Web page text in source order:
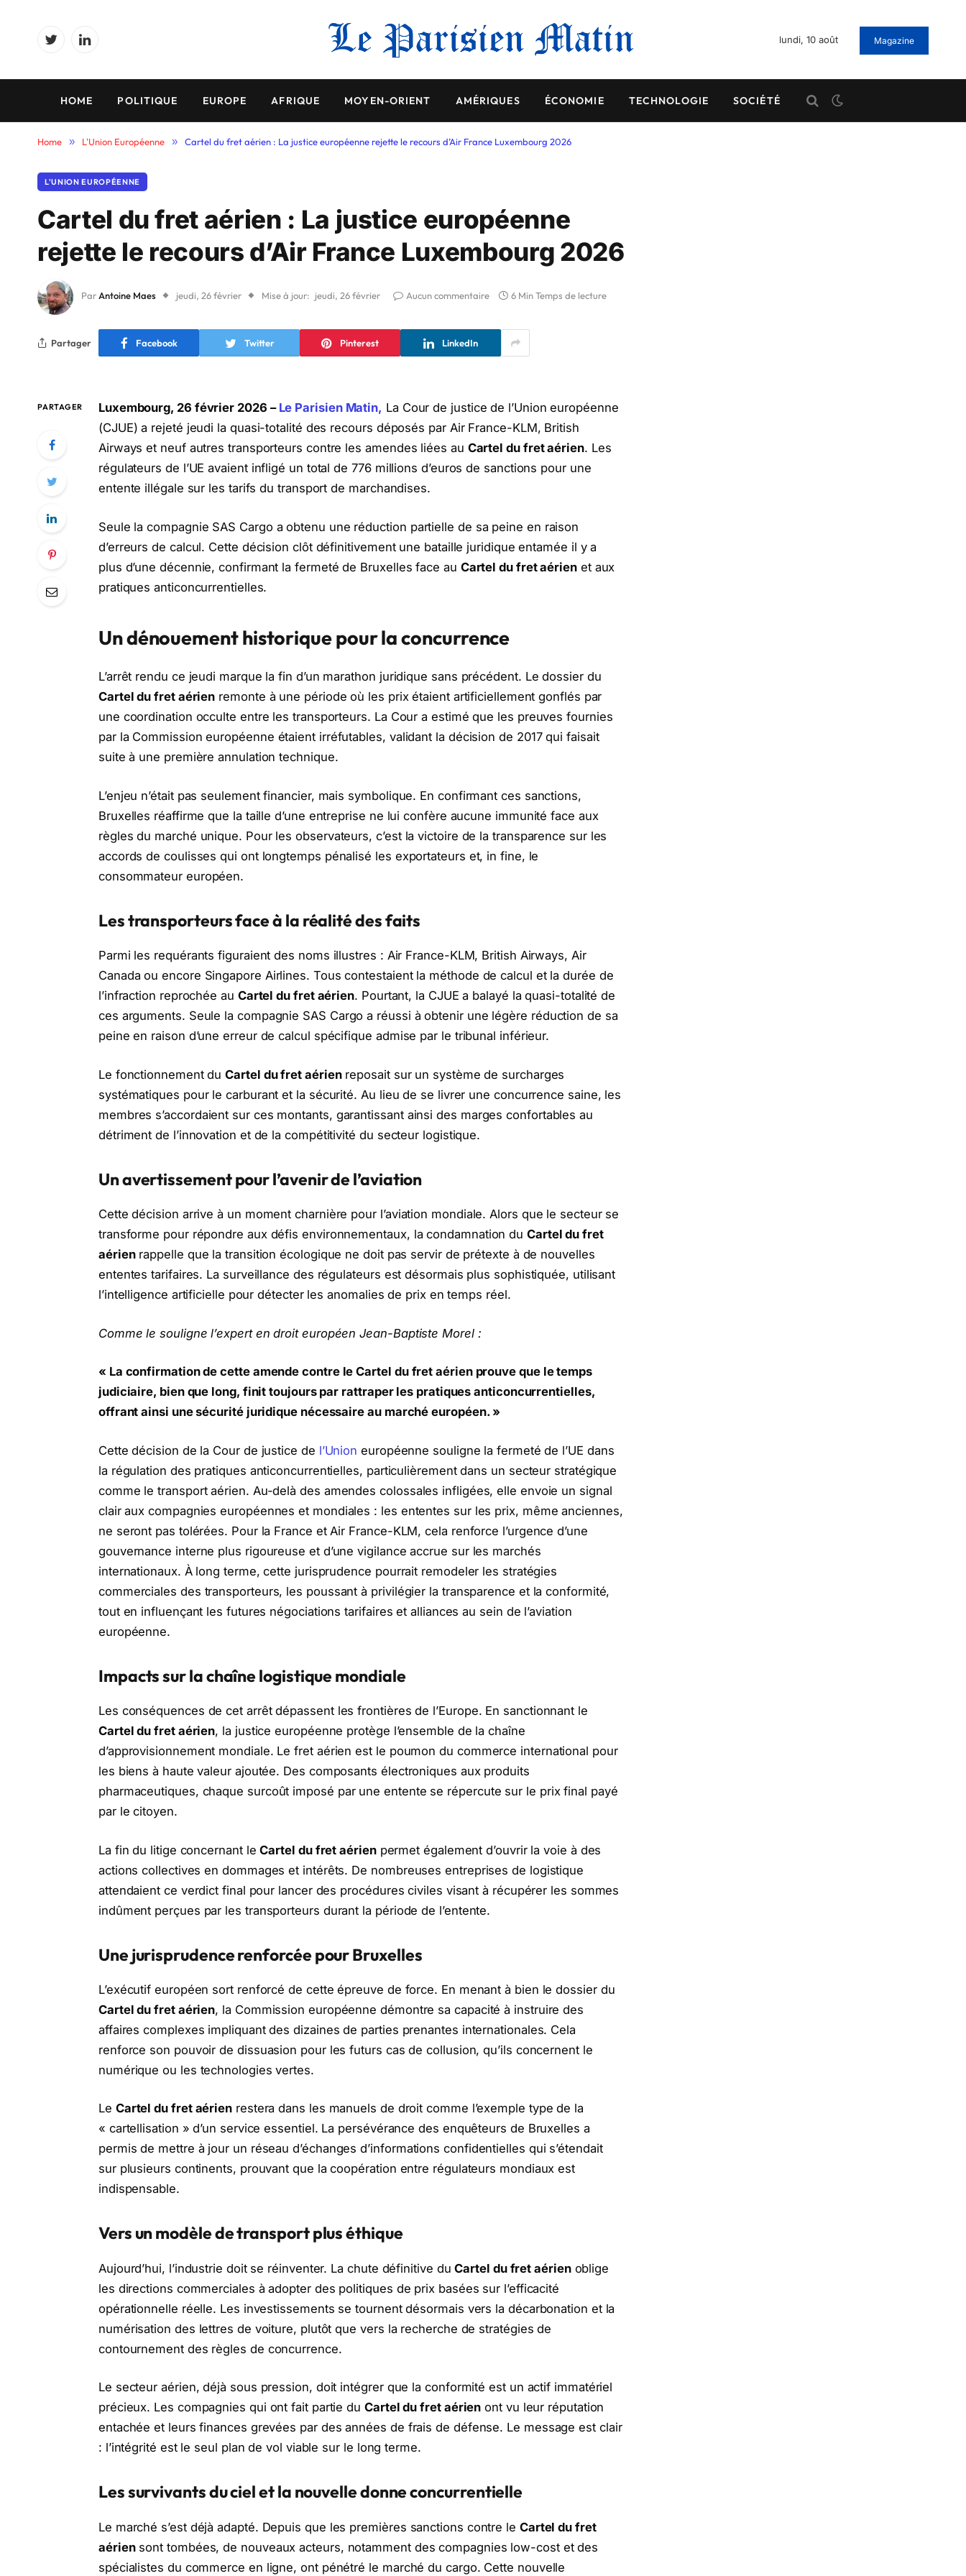
TwitterLinkedIn
lundi, 10 août Magazine
HOME POLITIQUE EUROPE AFRIQUE MOYEN-ORIENT AMÉRIQUES ÉCONOMIE TECHNOLOGIE SOCIÉTÉ
Home » L'Union Européenne » Cartel du fret aérien : La justice européenne rejette le recours d’Air France Luxembourg 2026
L'UNION EUROPÉENNE
Cartel du fret aérien : La justice européenne
rejette le recours d’Air France Luxembourg 2026
Par Antoine Maes jeudi, 26 février Mise à jour: jeudi, 26 février Aucun commentaire 6 Min Temps de lecture
Partager Facebook Twitter Pinterest LinkedIn
PARTAGER Luxembourg, 26 février 2026 – Le Parisien Matin, La Cour de justice de l’Union européenne
(CJUE) a rejeté jeudi la quasi-totalité des recours déposés par Air France-KLM, British
Airways et neuf autres transporteurs contre les amendes liées au Cartel du fret aérien. Les
régulateurs de l’UE avaient infligé un total de 776 millions d’euros de sanctions pour une
entente illégale sur les tarifs du transport de marchandises.
Seule la compagnie SAS Cargo a obtenu une réduction partielle de sa peine en raison
d’erreurs de calcul. Cette décision clôt définitivement une bataille juridique entamée il y a
plus d’une décennie, confirmant la fermeté de Bruxelles face au Cartel du fret aérienet aux
pratiques anticoncurrentielles.
Un dénouement historique pour la concurrence
L’arrêt rendu ce jeudi marque la fin d’un marathon juridique sans précédent. Le dossier du
Cartel du fret aérien remonte à une période où les prix étaient artificiellement gonflés par
une coordination occulte entre les transporteurs. La Cour a estimé que les preuves fournies
par la Commission européenne étaient irréfutables, validant la décision de 2017 qui faisait
suite à une première annulation technique.
L’enjeu n’était pas seulement financier, mais symbolique. En confirmant ces sanctions,
Bruxelles réaffirme que la taille d’une entreprise ne lui confère aucune immunité face aux
règles du marché unique. Pour les observateurs, c’est la victoire de la transparence sur les
accords de coulisses qui ont longtemps pénalisé les exportateurs et, in fine, le
consommateur européen.
Les transporteurs face à la réalité des faits
Parmi les requérants figuraient des noms illustres : Air France-KLM, British Airways, Air
Canada ou encore Singapore Airlines. Tous contestaient la méthode de calcul et la durée de
l’infraction reprochée au Cartel du fret aérien. Pourtant, la CJUE a balayé la quasi-totalité de
ces arguments. Seule la compagnie SAS Cargo a réussi à obtenir une légère réduction de sa
peine en raison d’une erreur de calcul spécifique admise par le tribunal inférieur.
Le fonctionnement duCartel du fret aérienreposait sur un système de surcharges
systématiques pour le carburant et la sécurité. Au lieu de se livrer une concurrence saine, les
membres s’accordaient sur ces montants, garantissant ainsi des marges confortables au
détriment de l’innovation et de la compétitivité du secteur logistique.
Un avertissement pour l’avenir de l’aviation
Cette décision arrive à un moment charnière pour l’aviation mondiale. Alors que le secteur se
transforme pour répondre aux défis environnementaux, la condamnation duCartel du fret
aérienrappelle que la transition écologique ne doit pas servir de prétexte à de nouvelles
ententes tarifaires. La surveillance des régulateurs est désormais plus sophistiquée, utilisant
l’intelligence artificielle pour détecter les anomalies de prix en temps réel.
Comme le souligne l’expert en droit européen Jean-Baptiste Morel :
« La confirmation de cette amende contre le Cartel du fret aérien prouve que le temps
judiciaire, bien que long, finit toujours par rattraper les pratiques anticoncurrentielles,
offrant ainsi une sécurité juridique nécessaire au marché européen. »
Cette décision de la Cour de justice de l’Union européenne souligne la fermeté de l’UE dans
la régulation des pratiques anticoncurrentielles, particulièrement dans un secteur stratégique
comme le transport aérien. Au-delà des amendes colossales infligées, elle envoie un signal
clair aux compagnies européennes et mondiales : les ententes sur les prix, même anciennes,
ne seront pas tolérées. Pour la France et Air France-KLM, cela renforce l’urgence d’une
gouvernance interne plus rigoureuse et d’une vigilance accrue sur les marchés
internationaux. À long terme, cette jurisprudence pourrait remodeler les stratégies
commerciales des transporteurs, les poussant à privilégier la transparence et la conformité,
tout en influençant les futures négociations tarifaires et alliances au sein de l’aviation
européenne.
Impacts sur la chaîne logistique mondiale
Les conséquences de cet arrêt dépassent les frontières de l’Europe. En sanctionnant le
Cartel du fret aérien, la justice européenne protège l’ensemble de la chaîne
d’approvisionnement mondiale. Le fret aérien est le poumon du commerce international pour
les biens à haute valeur ajoutée. Des composants électroniques aux produits
pharmaceutiques, chaque surcoût imposé par une entente se répercute sur le prix final payé
par le citoyen.
La fin du litige concernant leCartel du fret aérienpermet également d’ouvrir la voie à des
actions collectives en dommages et intérêts. De nombreuses entreprises de logistique
attendaient ce verdict final pour lancer des procédures civiles visant à récupérer les sommes
indûment perçues par les transporteurs durant la période de l’entente.
Une jurisprudence renforcée pour Bruxelles
L’exécutif européen sort renforcé de cette épreuve de force. En menant à bien le dossier du
Cartel du fret aérien, la Commission européenne démontre sa capacité à instruire des
affaires complexes impliquant des dizaines de parties prenantes internationales. Cela
renforce son pouvoir de dissuasion pour les futurs cas de collusion, qu’ils concernent le
numérique ou les technologies vertes.
Le Cartel du fret aérien restera dans les manuels de droit comme l’exemple type de la
« cartellisation » d’un service essentiel. La persévérance des enquêteurs de Bruxelles a
permis de mettre à jour un réseau d’échanges d’informations confidentielles qui s’étendait
sur plusieurs continents, prouvant que la coopération entre régulateurs mondiaux est
indispensable.
Vers un modèle de transport plus éthique
Aujourd’hui, l’industrie doit se réinventer. La chute définitive duCartel du fret aérienoblige
les directions commerciales à adopter des politiques de prix basées sur l’efficacité
opérationnelle réelle. Les investissements se tournent désormais vers la décarbonation et la
numérisation des lettres de voiture, plutôt que vers la recherche de stratégies de
contournement des règles de concurrence.
Le secteur aérien, déjà sous pression, doit intégrer que la conformité est un actif immatériel
précieux. Les compagnies qui ont fait partie du Cartel du fret aérien ont vu leur réputation
entachée et leurs finances grevées par des années de frais de défense. Le message est clair
: l’intégrité est le seul plan de vol viable sur le long terme.
Les survivants du ciel et la nouvelle donne concurrentielle
Le marché s’est déjà adapté. Depuis que les premières sanctions contre le Cartel du fret
aériensont tombées, de nouveaux acteurs, notamment des compagnies low-cost et des
spécialistes du commerce en ligne, ont pénétré le marché du cargo. Cette nouvelle